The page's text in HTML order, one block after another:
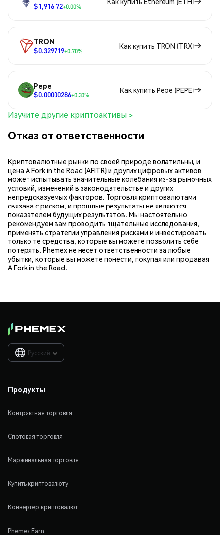
$1,916.72+0.00%
TRON
$0.329719+0.70%
Как купить TRON (TRX)
Pepe
$0.00000286+0.30%
Как купить Pepe (PEPE)
Изучите другие криптоактивы >
Отказ от ответственности
Криптовалютные рынки по своей природе волатильны, и
цена A Fork in the Road (AFITR) и других цифровых активов
может испытывать значительные колебания из-за рыночных
условий, изменений в законодательстве и других
непредсказуемых факторов. Торговля криптовалютами
связана с риском, и прошлые результаты не являются
показателем будущих результатов. Мы настоятельно
рекомендуем вам проводить тщательные исследования,
применять стратегии управления рисками и инвестировать
только те средства, которые вы можете позволить себе
потерять. Phemex не несет ответственности за любые
убытки, которые вы можете понести, покупая или продавая
A Fork in the Road.
Русский 
Продукты
Контрактная торговля
Спотовая торговля
Маржинальная торговля
Купить криптовалюту
Конвертер криптовалют
Phemex Earn